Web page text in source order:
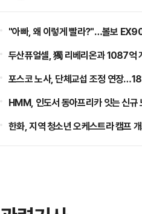
"아빠, 왜 이렇게 빨라?"…볼보
두산퓨얼셀, 獨 리베리온과 1087억
포스코 노사, 단체교섭 조정 연장
HMM, 인도서 동아프리카 잇는 신
한화, 지역 청소년 오케스트라 캠프